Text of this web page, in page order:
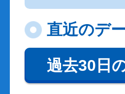
直近のデ
過去30日